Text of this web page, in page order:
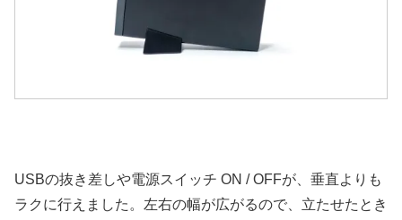
USBの抜き差しや電源スイッチ ON / OFFが、垂直よりも
ラクに行えました。左右の幅が広がるので、立たせたとき